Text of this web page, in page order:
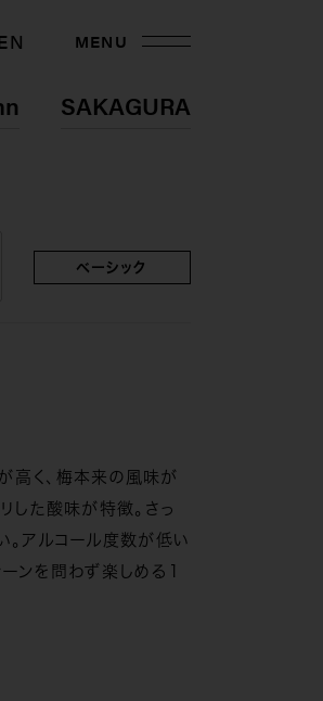
SAKAGURA
MENU
ベーシック
高く、梅本来の風味が
した酸味が特徴。さっ
。アルコール度数が低い
ンを問わず楽しめる１